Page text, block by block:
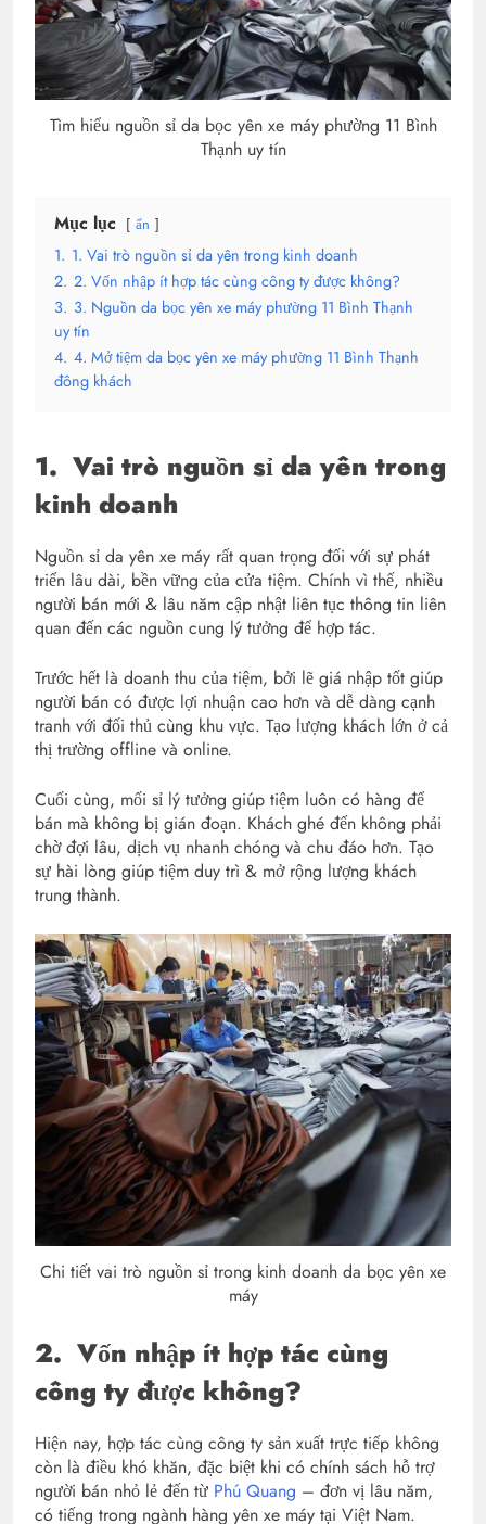
Tìm hiểu nguồn sỉ da bọc yên xe máy phường 11 Bình
Thạnh uy tín
Mục lục ẩn
1. 1. Vai trò nguồn sỉ da yên trong kinh doanh
2. 2. Vốn nhập ít hợp tác cùng công ty được không?
3. 3. Nguồn da bọc yên xe máy phường 11 Bình Thạnh
uy tín
4. 4. Mở tiệm da bọc yên xe máy phường 11 Bình Thạnh
đông khách
1. Vai trò nguồn sỉ da yên trong
kinh doanh
Nguồn sỉ da yên xe máy rất quan trọng đối với sự phát
triển lâu dài, bền vững của cửa tiệm. Chính vì thế, nhiều
người bán mới & lâu năm cập nhật liên tục thông tin liên
quan đến các nguồn cung lý tưởng để hợp tác.
Trước hết là doanh thu của tiệm, bởi lẽ giá nhập tốt giúp
người bán có được lợi nhuận cao hơn và dễ dàng cạnh
tranh với đối thủ cùng khu vực. Tạo lượng khách lớn ở cả
thị trường offline và online.
Cuối cùng, mối sỉ lý tưởng giúp tiệm luôn có hàng để
bán mà không bị gián đoạn. Khách ghé đến không phải
chờ đợi lâu, dịch vụ nhanh chóng và chu đáo hơn. Tạo
sự hài lòng giúp tiệm duy trì & mở rộng lượng khách
trung thành.
Chi tiết vai trò nguồn sỉ trong kinh doanh da bọc yên xe
máy
2. Vốn nhập ít hợp tác cùng
công ty được không?
Hiện nay, hợp tác cùng công ty sản xuất trực tiếp không
còn là điều khó khăn, đặc biệt khi có chính sách hỗ trợ
người bán nhỏ lẻ đến từ Phú Quang – đơn vị lâu năm,
có tiếng trong ngành hàng yên xe máy tại Việt Nam.